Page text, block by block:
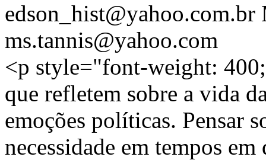
edson_hist@yahoo.com.br
ms.tannis@yahoo.com
<p style="font-weight:
que refletem sobre a vida
emoções políticas. Pensar
necessidade em tempos